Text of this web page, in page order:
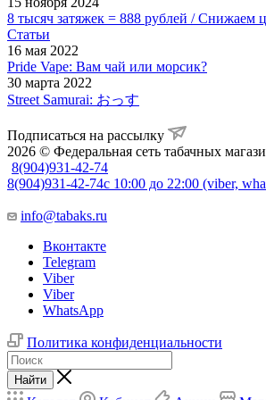
8 тысяч затяжек = 888 рублей / Снижаем
Статьи
16 мая 2022
Pride Vape: Вам чай или морсик?
30 марта 2022
Street Samurai: おっす
Подписаться на рассылку
2026 © Федеральная сеть табачных
8(904)931-42-74
8(904)931-42-74с 10:00 до 22:00 (viber,
info@tabaks.ru
Вконтакте
Telegram
Viber
Viber
WhatsApp
Политика конфиденциальности
Найти